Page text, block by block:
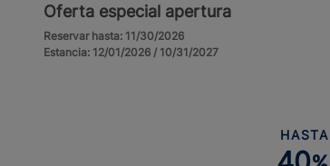
Oferta especial apertura
Reservar hasta: 11/30/2026
Estancia: 12/01/2026 / 10/31/2027
HASTA